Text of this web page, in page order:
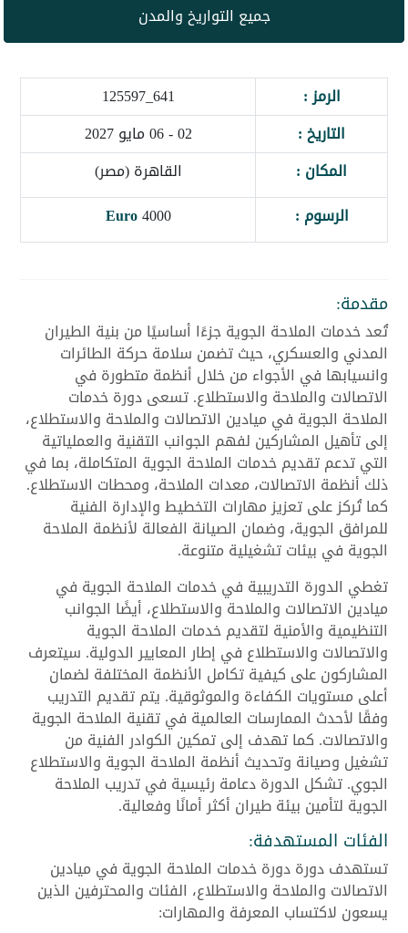
جميع التواريخ والمدن
الرمز :
641_125597
التاريخ :
02 - 06 مايو 2027
المكان :
القاهرة (مصر)
الرسوم :
4000
Euro
مقدمة:
تُعد خدمات الملاحة الجوية جزءًا أساسيًا من بنية الطيران
المدني والعسكري، حيث تضمن سلامة حركة الطائرات
وانسيابها في الأجواء من خلال أنظمة متطورة في
الاتصالات والملاحة والاستطلاع. تسعى دورة خدمات
الملاحة الجوية في ميادين الاتصالات والملاحة والاستطلاع،
إلى تأهيل المشاركين لفهم الجوانب التقنية والعملياتية
التي تدعم تقديم خدمات الملاحة الجوية المتكاملة، بما في
ذلك أنظمة الاتصالات، معدات الملاحة، ومحطات الاستطلاع.
كما تُركز على تعزيز مهارات التخطيط والإدارة الفنية
للمرافق الجوية، وضمان الصيانة الفعالة لأنظمة الملاحة
الجوية في بيئات تشغيلية متنوعة.
تغطي الدورة التدريبية في خدمات الملاحة الجوية في
ميادين الاتصالات والملاحة والاستطلاع، أيضًا الجوانب
التنظيمية والأمنية لتقديم خدمات الملاحة الجوية
والاتصالات والاستطلاع في إطار المعايير الدولية. سيتعرف
المشاركون على كيفية تكامل الأنظمة المختلفة لضمان
أعلى مستويات الكفاءة والموثوقية. يتم تقديم التدريب
وفقًا لأحدث الممارسات العالمية في تقنية الملاحة الجوية
والاتصالات. كما تهدف إلى تمكين الكوادر الفنية من
تشغيل وصيانة وتحديث أنظمة الملاحة الجوية والاستطلاع
الجوي. تشكل الدورة دعامة رئيسية في تدريب الملاحة
الجوية لتأمين بيئة طيران أكثر أمانًا وفعالية.
الفئات المستهدفة:
تستهدف دورة دورة خدمات الملاحة الجوية في ميادين
الاتصالات والملاحة والاستطلاع، الفئات والمحترفين الذين
يسعون لاكتساب المعرفة والمهارات: